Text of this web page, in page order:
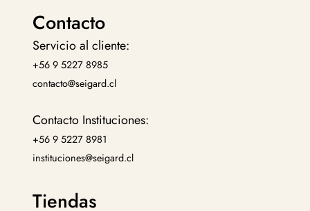
Contacto
Servicio al cliente:
+56 9 5227 8985
contacto@seigard.cl
Contacto Instituciones:
+56 9 5227 8981
instituciones@seigard.cl
Tiendas